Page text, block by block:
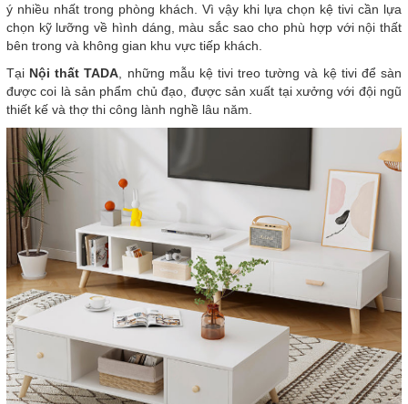
ý nhiều nhất trong phòng khách. Vì vậy khi lựa chọn kệ tivi cần lựa
chọn kỹ lưỡng về hình dáng, màu sắc sao cho phù hợp với nội thất
bên trong và không gian khu vực tiếp khách.
Tại Nội thất TADA , những mẫu kệ tivi treo tường và kệ tivi để sàn
được coi là sản phẩm chủ đạo, được sản xuất tại xưởng với đội ngũ
thiết kế và thợ thi công lành nghề lâu năm.